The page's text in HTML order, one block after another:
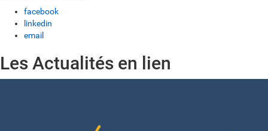
facebook
linkedin
email
Les Actualités en lien